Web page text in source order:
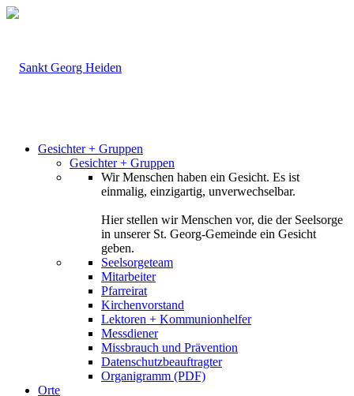
Gesichter + Gruppen
Gesichter + Gruppen
Wir Menschen haben ein Gesicht. Es ist
einmalig, einzigartig, unverwechselbar.
Hier stellen wir Menschen vor, die der Seelsorge
in unserer St. Georg-Gemeinde ein Gesicht
geben.
Seelsorgeteam
Mitarbeiter
Pfarreirat
Kirchenvorstand
Lektoren + Kommunionhelfer
Messdiener
Missbrauch und Prävention
Datenschutzbeauftragter
Organigramm (PDF)
Orte